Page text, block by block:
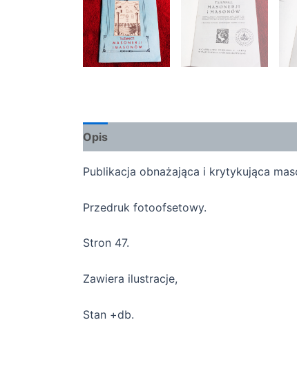
Opis
Publikacja obnażająca i krytykująca
Przedruk fotoofsetowy.
Stron 47.
Zawiera ilustracje,
Stan +db.